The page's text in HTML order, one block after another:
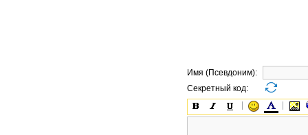
Имя (Псевдоним):
Секретный код: